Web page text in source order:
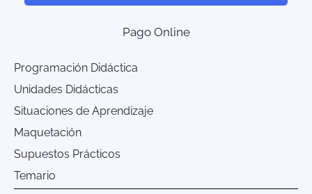
Pago Online
Programación Didáctica
Unidades Didácticas
Situaciones de Aprendizaje
Maquetación
Supuestos Prácticos
Temario